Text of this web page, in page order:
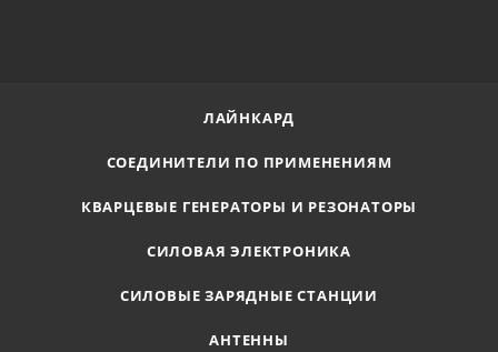
ЛАЙНКАРД
СОЕДИНИТЕЛИ ПО ПРИМЕНЕНИЯМ
КВАРЦЕВЫЕ ГЕНЕРАТОРЫ И РЕЗОНАТОРЫ
СИЛОВАЯ ЭЛЕКТРОНИКА
СИЛОВЫЕ ЗАРЯДНЫЕ СТАНЦИИ
АНТЕННЫ